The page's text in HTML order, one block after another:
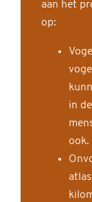
aan het
op:
in
ook.